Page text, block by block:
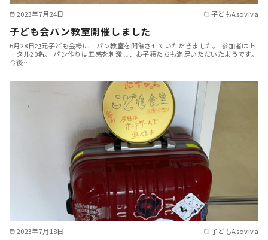
2023年7月24日 子どもAsoviva
子ども会パン教室開催しました
6月28日地元子ども会様に パン教室を開催させていただきました。 参加者はト
ータル20名。 パン作りは五感を刺激し、お子猿たちも満足いただいたようです。
今後…
2023年7月18日 子どもAsoviva